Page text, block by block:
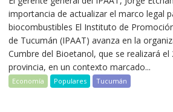
importancia de actualizar el marco legal
biocombustibles El Instituto de
de Tucumán (IPAAT) avanza en la
Cumbre del Bioetanol, que se realizará
provincia, en un contexto marcado...
Economía Populares Tucumán